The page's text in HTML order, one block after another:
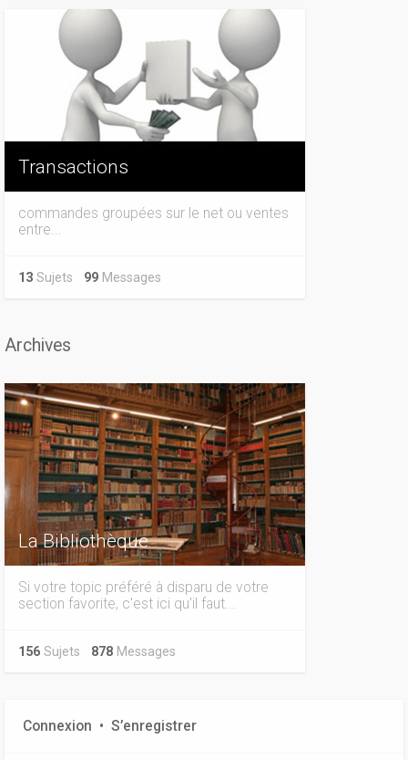
Transactions
commandes groupées sur le net ou ventes
entre...
13 Sujets 99 Messages
Archives
La Bibliothèque
Si votre topic préféré à disparu de votre
section favorite, c'est ici qu'il faut...
156 Sujets 878 Messages
Connexion • S’enregistrer